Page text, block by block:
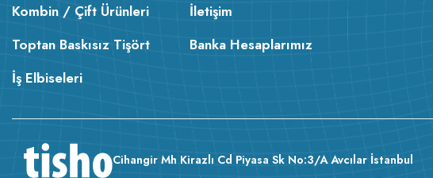
Kombin / Çift Ürünleri
Toptan Baskısız Tişört
İş Elbiseleri
İletişim
Banka Hesaplarımız
Cihangir Mh Kirazlı Cd Piyasa Sk No:3/A Avcılar İstanbul